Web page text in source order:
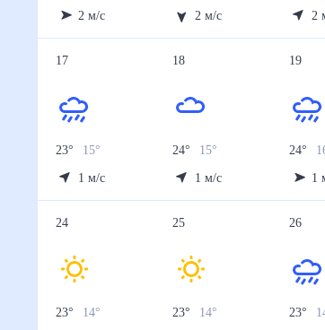
2 м/с
2 м/с
2
17
23° 15°
1 м/с
18
24° 15°
1 м/с
19
24°
1
24
23° 14°
25
23° 14°
26
23°